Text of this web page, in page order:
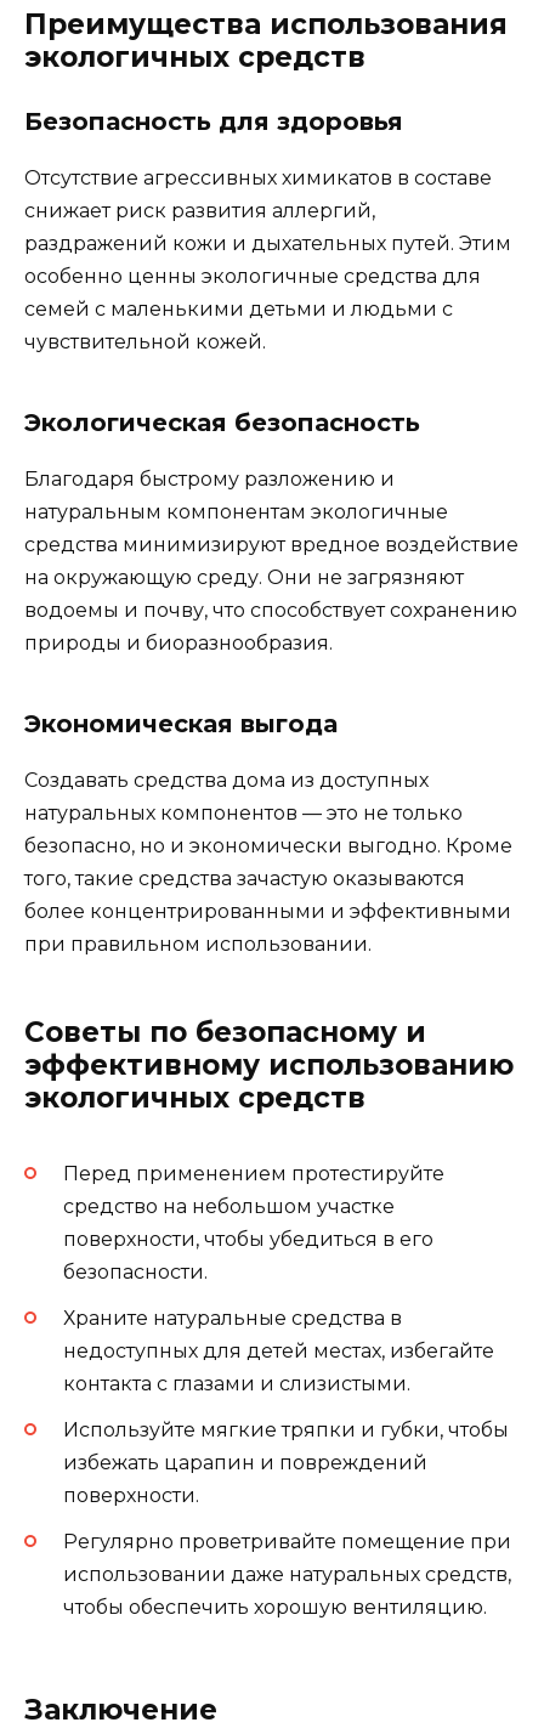
Преимущества использования
экологичных средств
Безопасность для здоровья
Отсутствие агрессивных химикатов в составе
снижает риск развития аллергий,
раздражений кожи и дыхательных путей. Этим
особенно ценны экологичные средства для
семей с маленькими детьми и людьми с
чувствительной кожей.
Экологическая безопасность
Благодаря быстрому разложению и
натуральным компонентам экологичные
средства минимизируют вредное воздействие
на окружающую среду. Они не загрязняют
водоемы и почву, что способствует сохранению
природы и биоразнообразия.
Экономическая выгода
Создавать средства дома из доступных
натуральных компонентов — это не только
безопасно, но и экономически выгодно. Кроме
того, такие средства зачастую оказываются
более концентрированными и эффективными
при правильном использовании.
Советы по безопасному и
эффективному использованию
экологичных средств
Перед применением протестируйте
средство на небольшом участке
поверхности, чтобы убедиться в его
безопасности.
Храните натуральные средства в
недоступных для детей местах, избегайте
контакта с глазами и слизистыми.
Используйте мягкие тряпки и губки, чтобы
избежать царапин и повреждений
поверхности.
Регулярно проветривайте помещение при
использовании даже натуральных средств,
чтобы обеспечить хорошую вентиляцию.
Заключение